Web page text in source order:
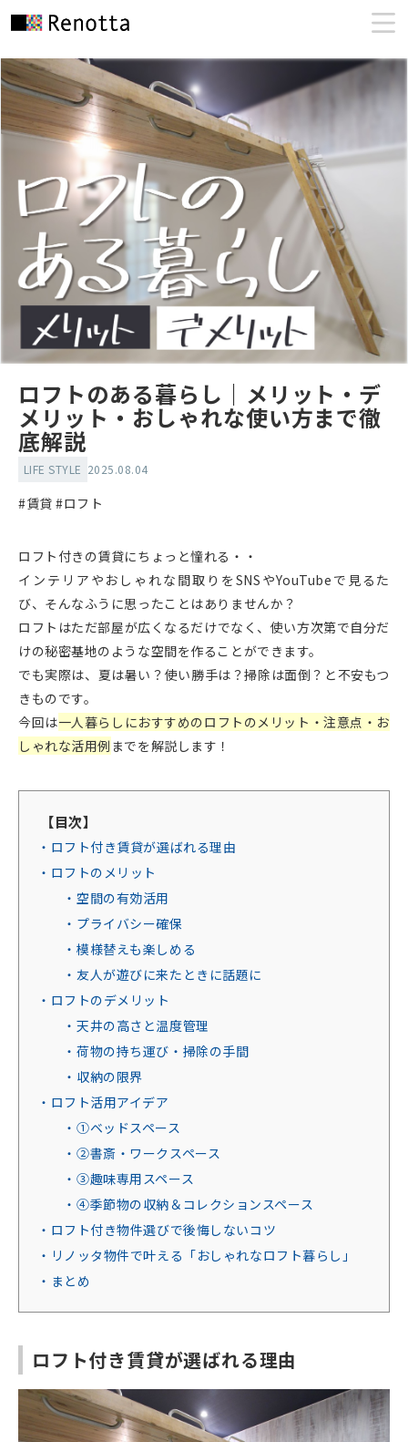
ロフトのある暮らし｜メリット・デ
メリット・おしゃれな使い方まで徹
底解説
LIFE STYLE 2025.08.04
#賃貸 #ロフト
ロフト付きの賃貸にちょっと憧れる・・
インテリアやおしゃれな間取りをSNSやYouTubeで見るた
び、そんなふうに思ったことはありませんか？
ロフトはただ部屋が広くなるだけでなく、使い方次第で自分だ
けの秘密基地のような空間を作ることができます。
でも実際は、夏は暑い？使い勝手は？掃除は面倒？と不安もつ
きものです。
今回は一人暮らしにおすすめのロフトのメリット・注意点・お
しゃれな活用例 までを解説します！
【目次】
・ロフト付き賃貸が選ばれる理由
・ロフトのメリット
・空間の有効活用
・プライバシー確保
・模様替えも楽しめる
・友人が遊びに来たときに話題に
・ロフトのデメリット
・天井の高さと温度管理
・荷物の持ち運び・掃除の手間
・収納の限界
・ロフト活用アイデア
・①ベッドスペース
・②書斎・ワークスペース
・③趣味専用スペース
・④季節物の収納＆コレクションスペース
・ロフト付き物件選びで後悔しないコツ
・リノッタ物件で叶える「おしゃれなロフト暮らし」
・まとめ
ロフト付き賃貸が選ばれる理由